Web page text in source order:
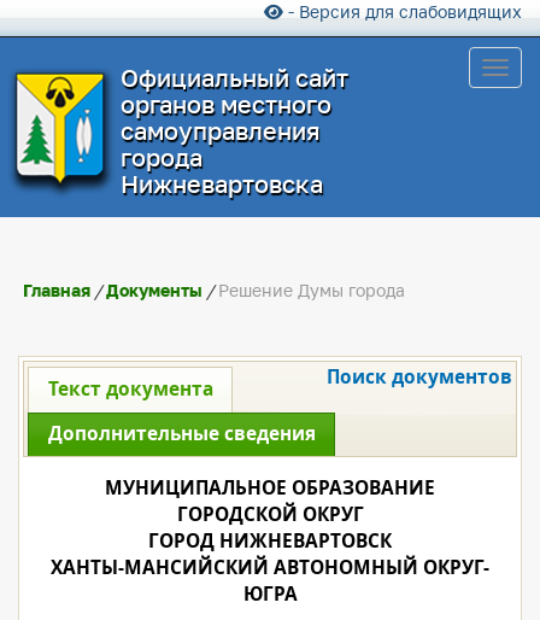
- Версия для слабовидящих
Официальный сайт
органов местного
самоуправления
города
Нижневартовска
Главная /Документы /Решение Думы города
Текст документа
Дополнительные сведения
Поиск документов
МУНИЦИПАЛЬНОЕ ОБРАЗОВАНИЕ
ГОРОДСКОЙ ОКРУГ
ГОРОД НИЖНЕВАРТОВСК
ХАНТЫ-МАНСИЙСКИЙ АВТОНОМНЫЙ ОКРУГ-
ЮГРА